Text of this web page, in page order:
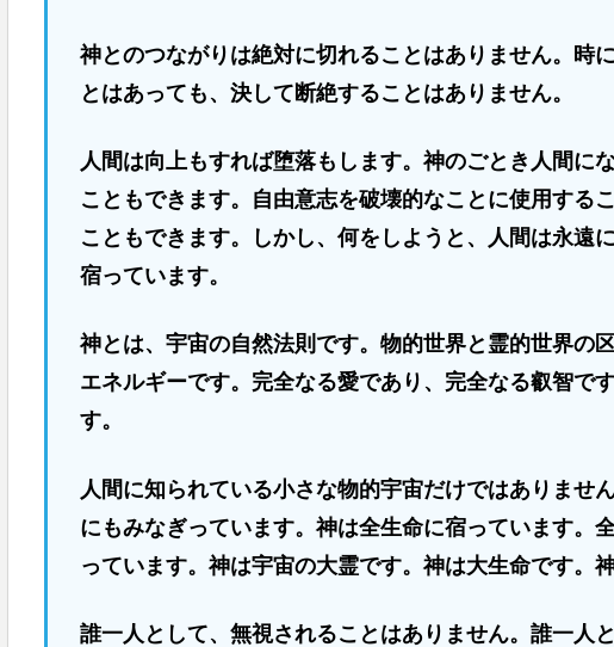
神とのつながりは絶対に切れることはありません。時
とはあっても、決して断絶することはありません。
人間は向上もすれば堕落もします。神のごとき人間に
こともできます。自由意志を破壊的なことに使用する
こともできます。しかし、何をしようと、人間は永遠に
宿っています。
神とは、宇宙の自然法則です。物的世界と霊的世界の
エネルギーです。完全なる愛であり、完全なる叡智で
す。
人間に知られている小さな物的宇宙だけではありませ
にもみなぎっています。神は全生命に宿っています。
っています。神は宇宙の大霊です。神は大生命です。
誰一人として、無視されることはありません。誰一人